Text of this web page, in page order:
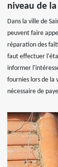
niveau de
Dans la ville de
peuvent faire
réparation des
faut effectuer
informer
fournies lors de la
nécessaire de